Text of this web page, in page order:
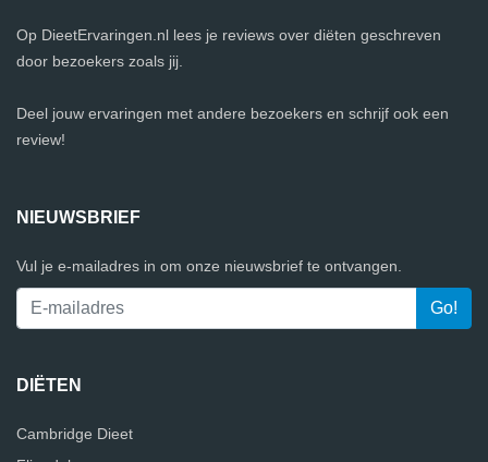
Op DieetErvaringen.nl lees je reviews over diëten geschreven
door bezoekers zoals jij.
Deel jouw ervaringen met andere bezoekers en schrijf ook een
review!
NIEUWSBRIEF
Vul je e-mailadres in om onze nieuwsbrief te ontvangen.
DIËTEN
Cambridge Dieet